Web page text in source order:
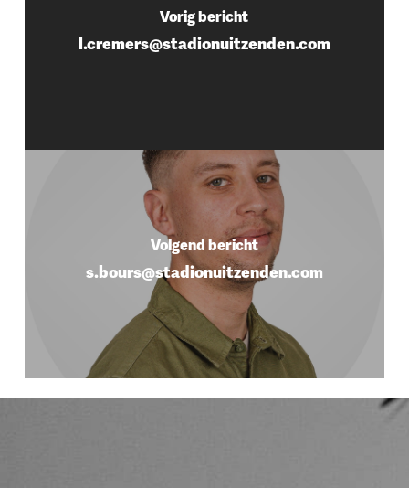
Vorig bericht
l.cremers@stadionuitzenden.com
Volgend bericht
s.bours@stadionuitzenden.com